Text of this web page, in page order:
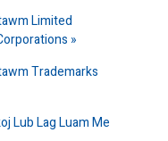
Limited
Trademarks
Lub Lag Luam Me